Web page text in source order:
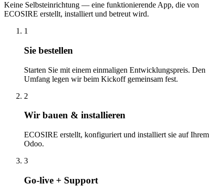
Keine Selbsteinrichtung — eine funktionierende App, die von
ECOSIRE erstellt, installiert und betreut wird.
1
Sie bestellen
Starten Sie mit einem einmaligen Entwicklungspreis. Den
Umfang legen wir beim Kickoff gemeinsam fest.
2
Wir bauen & installieren
ECOSIRE erstellt, konfiguriert und installiert sie auf Ihrem
Odoo.
3
Go-live + Support